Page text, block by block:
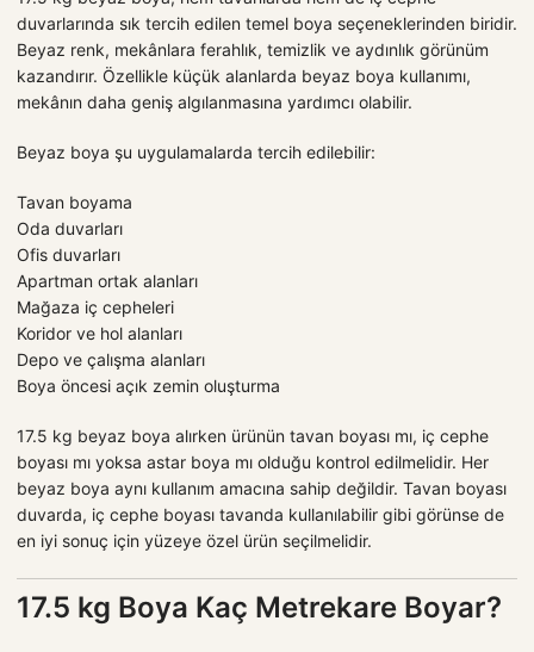
duvarlarında sık tercih edilen temel boya seçeneklerinden biridir.
Beyaz renk, mekânlara ferahlık, temizlik ve aydınlık görünüm
kazandırır. Özellikle küçük alanlarda beyaz boya kullanımı,
mekânın daha geniş algılanmasına yardımcı olabilir.
Beyaz boya şu uygulamalarda tercih edilebilir:
Tavan boyama
Oda duvarları
Ofis duvarları
Apartman ortak alanları
Mağaza iç cepheleri
Koridor ve hol alanları
Depo ve çalışma alanları
Boya öncesi açık zemin oluşturma
17.5 kg beyaz boya alırken ürünün tavan boyası mı, iç cephe
boyası mı yoksa astar boya mı olduğu kontrol edilmelidir. Her
beyaz boya aynı kullanım amacına sahip değildir. Tavan boyası
duvarda, iç cephe boyası tavanda kullanılabilir gibi görünse de
en iyi sonuç için yüzeye özel ürün seçilmelidir.
17.5 kg Boya Kaç Metrekare Boyar?